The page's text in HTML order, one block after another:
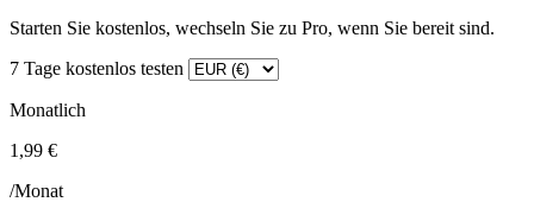
Starten Sie kostenlos, wechseln Sie zu Pro, wenn Sie bereit sind.
7 Tage kostenlos testen
Monatlich
1,99 €
/Monat